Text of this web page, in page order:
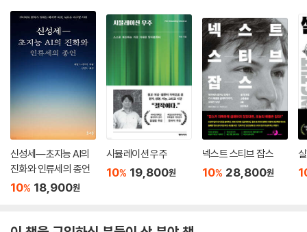
신성세―초지능 AI의
진화와 인류세의 종언
10% 18,900원
시뮬레이션 우주
10% 19,800원
넥스트 스티브 잡스
10% 28,800원